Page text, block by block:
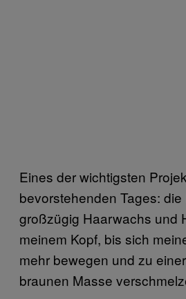
Eines der wichtigsten
bevorstehenden Tages:
großzügig Haarwachs und
meinem Kopf, bis sich
mehr bewegen und zu
braunen Masse